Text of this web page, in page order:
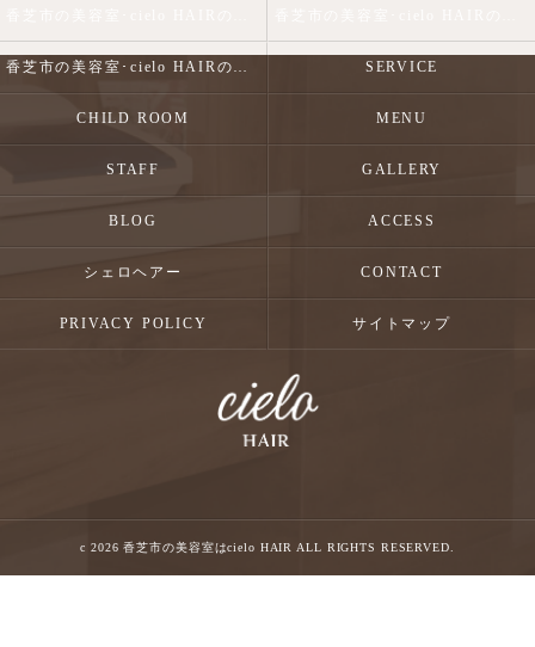
香芝市の美容室･cielo HAIRのお客様の声 SERVICE
CHILD ROOM MENU
STAFF GALLERY
BLOG ACCESS
シェロヘアー CONTACT
PRIVACY POLICY サイトマップ
c 2026 香芝市の美容室はcielo HAIR ALL RIGHTS RESERVED.